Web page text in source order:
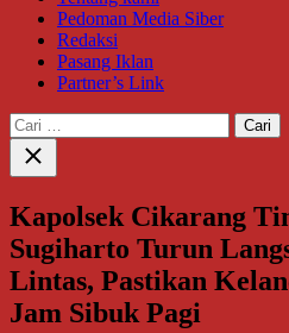
Pedoman Media Siber
Redaksi
Pasang Iklan
Partner’s Link
Cari
untuk:
Close
search
Kapolsek Cikarang
Sugiharto Turun
Lintas, Pastikan
Jam Sibuk Pagi